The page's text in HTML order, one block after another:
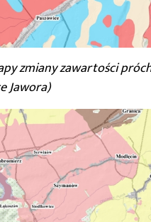
zmiany zawartości
Jawora)